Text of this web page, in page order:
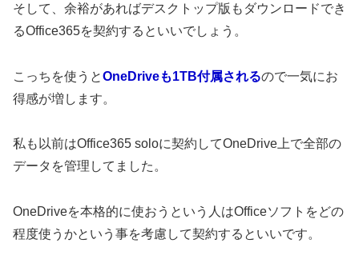
そして、余裕があればデスクトップ版もダウンロードでき
るOffice365を契約するといいでしょう。
こっちを使うとOneDriveも1TB付属されるので一気にお
得感が増します。
私も以前はOffice365 soloに契約してOneDrive上で全部の
データを管理してました。
OneDriveを本格的に使おうという人はOfficeソフトをどの
程度使うかという事を考慮して契約するといいです。